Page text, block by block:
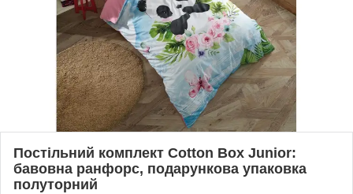
Постільний комплект Cotton Box Junior:
бавовна ранфорс, подарункова упаковка
полуторний